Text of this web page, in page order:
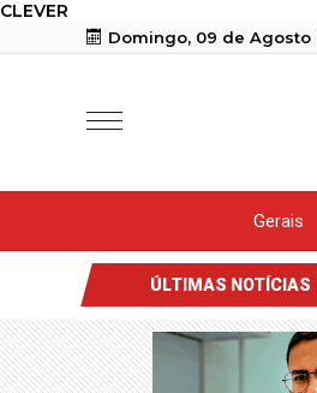
CLEVER
Domingo, 09 de Agosto
Gerais
ÚLTIMAS NOTÍCIAS